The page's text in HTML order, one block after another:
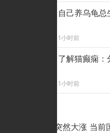
自己养乌龟
1小时前
了解猫癫痫：
1小时前
铜价为何突然大涨 当